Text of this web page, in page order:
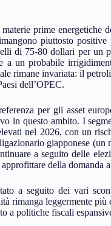
prime energetiche
piuttosto
di 75-80 dollari per un
un probabile
rimane invariata: il
dell’OPEC.
per gli asset
in questo ambito. I
nel 2026, con un
giapponese
a seguito delle
della domanda
a seguito dei vari
rimanga leggermente
a politiche fiscali